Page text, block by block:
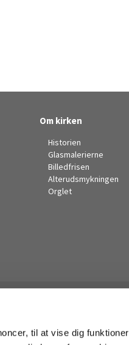
til at vise dig
Om kirken
Historien
Glasmalerierne
Billedfrisen
Alterudsmykningen
Orglet
38285446